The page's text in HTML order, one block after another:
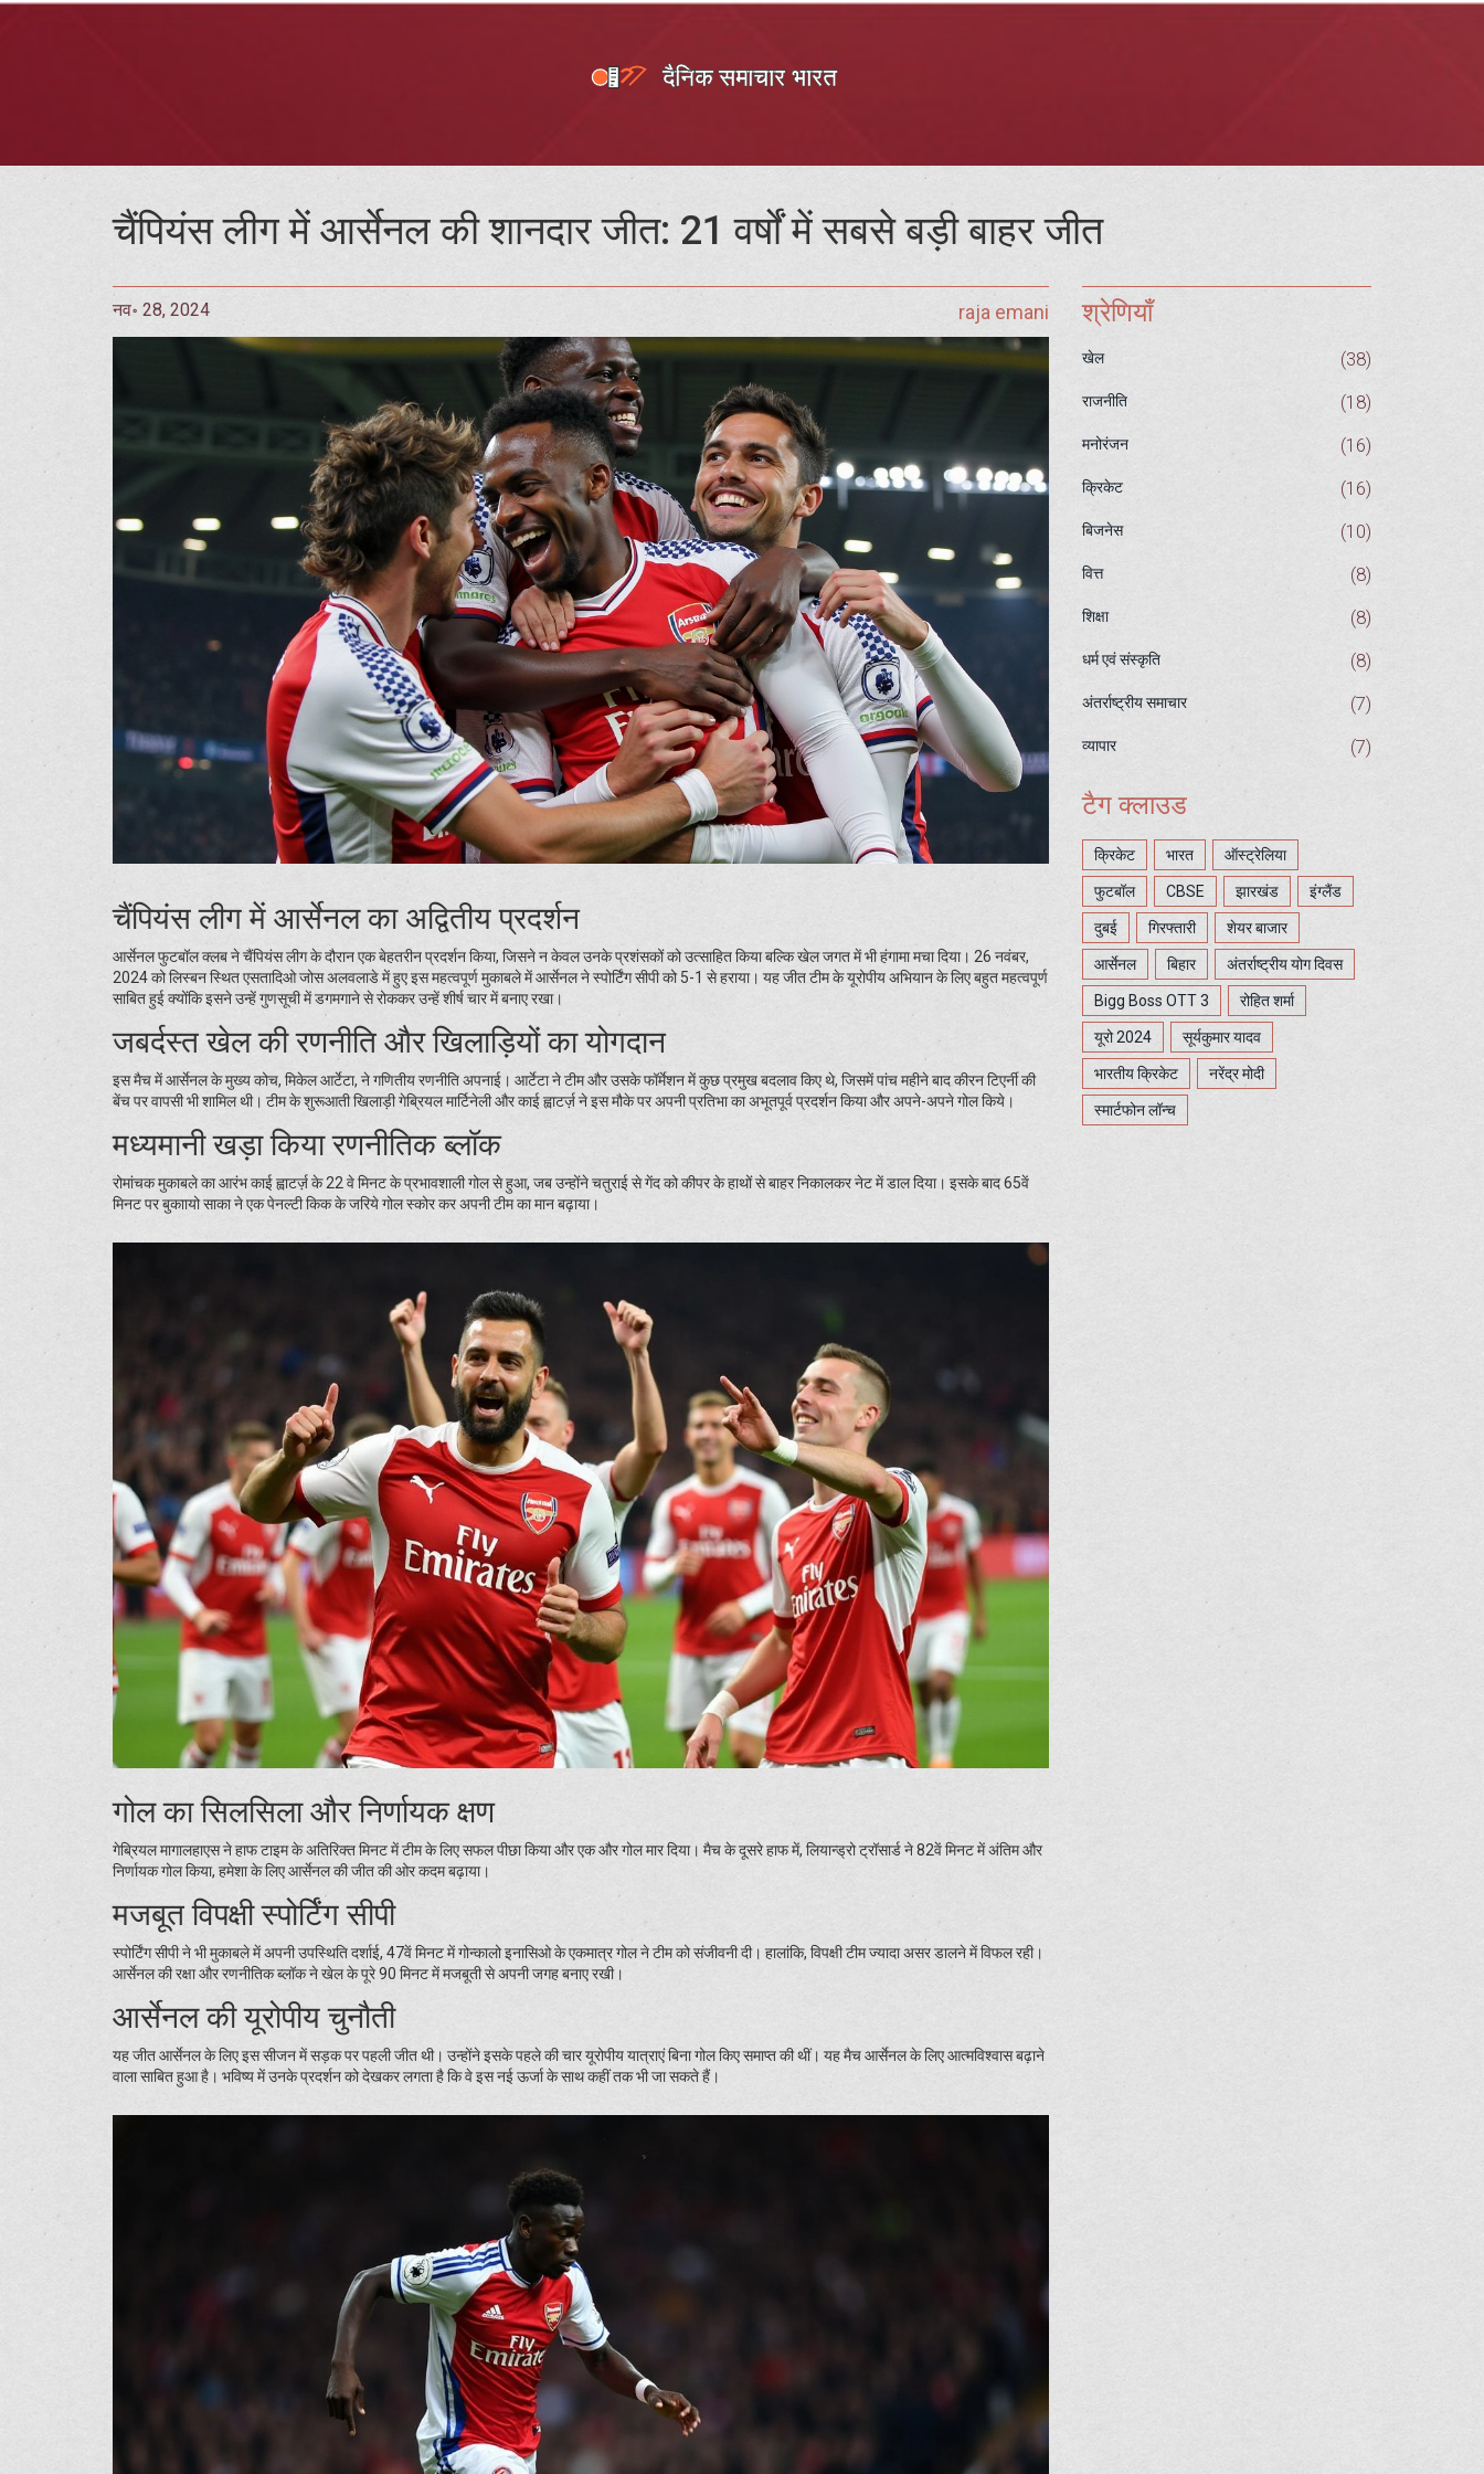
चैंपियंस लीग में आर्सेनल की शानदार जीत: 21 वर्षों में सबसे बड़ी बाहर जीत
नव॰ 28, 2024 raja emani
चैंपियंस लीग में आर्सेनल का अद्वितीय प्रदर्शन
आर्सेनल फुटबॉल क्लब ने चैंपियंस लीग के दौरान एक बेहतरीन प्रदर्शन किया, जिसने न केवल उनके प्रशंसकों को उत्साहित किया बल्कि खेल जगत में भी हंगामा मचा दिया। 26 नवंबर,
2024 को लिस्बन स्थित एसतादिओ जोस अलवलाडे में हुए इस महत्वपूर्ण मुकाबले में आर्सेनल ने स्पोर्टिंग सीपी को 5-1 से हराया। यह जीत टीम के यूरोपीय अभियान के लिए बहुत महत्वपूर्ण
साबित हुई क्योंकि इसने उन्हें गुणसूची में डगमगाने से रोककर उन्हें शीर्ष चार में बनाए रखा।
जबर्दस्त खेल की रणनीति और खिलाड़ियों का योगदान
इस मैच में आर्सेनल के मुख्य कोच, मिकेल आर्टेटा, ने गणितीय रणनीति अपनाई। आर्टेटा ने टीम और उसके फॉर्मेशन में कुछ प्रमुख बदलाव किए थे, जिसमें पांच महीने बाद कीरन टिएर्नी की
बेंच पर वापसी भी शामिल थी। टीम के शुरूआती खिलाड़ी गेब्रियल मार्टिनेली और काई ह्वाटर्ज़ ने इस मौके पर अपनी प्रतिभा का अभूतपूर्व प्रदर्शन किया और अपने-अपने गोल किये।
मध्यमानी खड़ा किया रणनीतिक ब्लॉक
रोमांचक मुकाबले का आरंभ काई ह्वाटर्ज़ के 22 वे मिनट के प्रभावशाली गोल से हुआ, जब उन्होंने चतुराई से गेंद को कीपर के हाथों से बाहर निकालकर नेट में डाल दिया। इसके बाद 65वें
मिनट पर बुकाायो साका ने एक पेनल्टी किक के जरिये गोल स्कोर कर अपनी टीम का मान बढ़ाया।
गोल का सिलसिला और निर्णायक क्षण
गेब्रियल मागालहाएस ने हाफ टाइम के अतिरिक्त मिनट में टीम के लिए सफल पीछा किया और एक और गोल मार दिया। मैच के दूसरे हाफ में, लियान्ड्रो ट्रॉसार्ड ने 82वें मिनट में अंतिम और
निर्णायक गोल किया, हमेशा के लिए आर्सेनल की जीत की ओर कदम बढ़ाया।
मजबूत विपक्षी स्पोर्टिंग सीपी
स्पोर्टिंग सीपी ने भी मुकाबले में अपनी उपस्थिति दर्शाई, 47वें मिनट में गोन्कालो इनासिओ के एकमात्र गोल ने टीम को संजीवनी दी। हालांकि, विपक्षी टीम ज्यादा असर डालने में विफल रही।
आर्सेनल की रक्षा और रणनीतिक ब्लॉक ने खेल के पूरे 90 मिनट में मजबूती से अपनी जगह बनाए रखी।
आर्सेनल की यूरोपीय चुनौती
यह जीत आर्सेनल के लिए इस सीजन में सड़क पर पहली जीत थी। उन्होंने इसके पहले की चार यूरोपीय यात्राएं बिना गोल किए समाप्त की थीं। यह मैच आर्सेनल के लिए आत्मविश्वास बढ़ाने
वाला साबित हुआ है। भविष्य में उनके प्रदर्शन को देखकर लगता है कि वे इस नई ऊर्जा के साथ कहीं तक भी जा सकते हैं।
श्रेणियाँ
खेल (38)
राजनीति (18)
मनोरंजन (16)
क्रिकेट (16)
बिजनेस (10)
वित्त (8)
शिक्षा (8)
धर्म एवं संस्कृति (8)
अंतर्राष्ट्रीय समाचार (7)
व्यापार (7)
टैग क्लाउड
क्रिकेट भारत ऑस्ट्रेलिया
फुटबॉल CBSE झारखंड इंग्लैंड
दुबई गिरफ्तारी शेयर बाजार
आर्सेनल बिहार अंतर्राष्ट्रीय योग दिवस
Bigg Boss OTT 3 रोहित शर्मा
यूरो 2024 सूर्यकुमार यादव
भारतीय क्रिकेट नरेंद्र मोदी
स्मार्टफोन लॉन्च